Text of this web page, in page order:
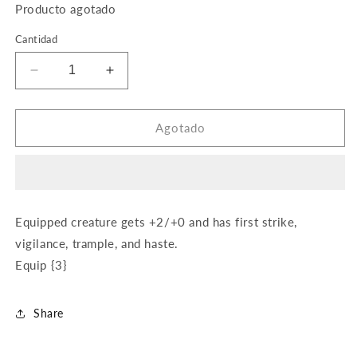
Producto agotado
Cantidad
Reducir
cantidad
para
of
Aumentar
cantidad
para
of
Agotado
Equipped creature gets +2/+0 and has first strike,
vigilance, trample, and haste.
Equip {3}
Share